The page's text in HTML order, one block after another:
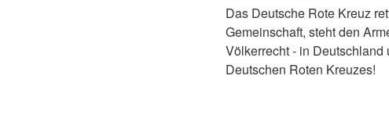
Das Deutsche Rote Kreuz
Gemeinschaft, steht den
Völkerrecht - in
Deutschen Roten Kreuzes!